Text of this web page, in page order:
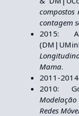
compostos
contagem
2015:
Mama.
2011-
2010:
Modelação
Redes